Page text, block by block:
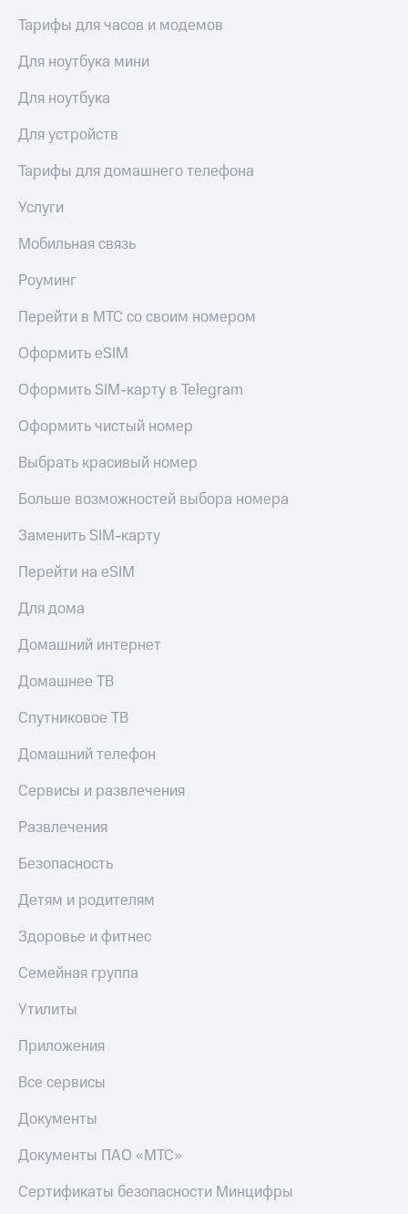
Тарифы для часов и модемов
Для ноутбука мини
Для ноутбука
Для устройств
Тарифы для домашнего телефона
Услуги
Мобильная связь
Роуминг
Перейти в МТС со своим номером
Оформить eSIM
Оформить SIM-карту в Telegram
Оформить чистый номер
Выбрать красивый номер
Больше возможностей выбора номера
Заменить SIM-карту
Перейти на eSIM
Для дома
Домашний интернет
Домашнее ТВ
Спутниковое ТВ
Домашний телефон
Сервисы и развлечения
Развлечения
Безопасность
Детям и родителям
Здоровье и фитнес
Семейная группа
Утилиты
Приложения
Все сервисы
Документы
Документы ПАО «МТС»
Сертификаты безопасности Минцифры